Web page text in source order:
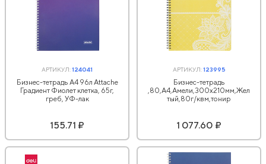
АРТИКУЛ:124041
Бизнес-тетрадь А4 96л Attache
Градиент Фиолет клетка, 65г,
греб, УФ-лак
155.71 ₽
АРТИКУЛ:123995
Бизнес-тетрадь
,80,А4,Амели,300х210мм,Жел
тый,80г/квм,тонир
1 077.60 ₽